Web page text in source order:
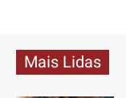
Mais Lidas